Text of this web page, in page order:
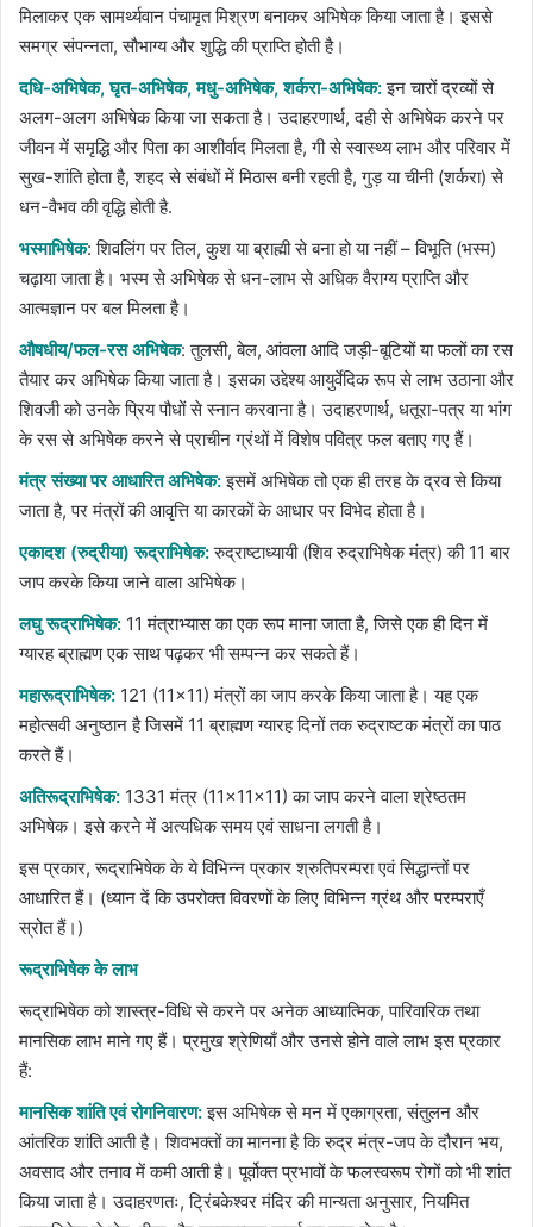
मिलाकर एक सामर्थ्यवान पंचामृत मिश्रण बनाकर अभिषेक किया जाता है। इससे
समग्र संपन्नता, सौभाग्य और शुद्धि की प्राप्ति होती है।
दधि-अभिषेक, घृत-अभिषेक, मधु-अभिषेक, शर्करा-अभिषेक:इन चारों द्रव्यों से
अलग-अलग अभिषेक किया जा सकता है। उदाहरणार्थ, दही से अभिषेक करने पर
जीवन में समृद्धि और पिता का आशीर्वाद मिलता है, गी से स्वास्थ्य लाभ और परिवार में
सुख-शांति होता है, शहद से संबंधों में मिठास बनी रहती है, गुड़ या चीनी (शर्करा) से
धन-वैभव की वृद्धि होती है.
भस्माभिषेक: शिवलिंग पर तिल, कुश या ब्राह्मी से बना हो या नहीं – विभूति (भस्म)
चढ़ाया जाता है। भस्म से अभिषेक से धन-लाभ से अधिक वैराग्य प्राप्ति और
आत्मज्ञान पर बल मिलता है।
औषधीय/फल-रस अभिषेक: तुलसी, बेल, आंवला आदि जड़ी-बूटियों या फलों का रस
तैयार कर अभिषेक किया जाता है। इसका उद्देश्य आयुर्वेदिक रूप से लाभ उठाना और
शिवजी को उनके प्रिय पौधों से स्नान करवाना है। उदाहरणार्थ, धतूरा-पत्र या भांग
के रस से अभिषेक करने से प्राचीन ग्रंथों में विशेष पवित्र फल बताए गए हैं।
मंत्र संख्या पर आधारित अभिषेक:इसमें अभिषेक तो एक ही तरह के द्रव से किया
जाता है, पर मंत्रों की आवृत्ति या कारकों के आधार पर विभेद होता है।
एकादश (रुद्रीया) रूद्राभिषेक:रुद्राष्टाध्यायी (शिव रुद्राभिषेक मंत्र) की 11 बार
जाप करके किया जाने वाला अभिषेक।
लघु रूद्राभिषेक: 11 मंत्राभ्यास का एक रूप माना जाता है, जिसे एक ही दिन में
ग्यारह ब्राह्मण एक साथ पढ़कर भी सम्पन्न कर सकते हैं।
महारूद्राभिषेक: 121 (11×11) मंत्रों का जाप करके किया जाता है। यह एक
महोत्सवी अनुष्ठान है जिसमें 11 ब्राह्मण ग्यारह दिनों तक रुद्राष्टक मंत्रों का पाठ
करते हैं।
अतिरूद्राभिषेक: 1331 मंत्र (11×11×11) का जाप करने वाला श्रेष्ठतम
अभिषेक। इसे करने में अत्यधिक समय एवं साधना लगती है।
इस प्रकार, रूद्राभिषेक के ये विभिन्न प्रकार श्रुतिपरम्परा एवं सिद्धान्तों पर
आधारित हैं। (ध्यान दें कि उपरोक्त विवरणों के लिए विभिन्न ग्रंथ और परम्पराएँ
स्रोत हैं।)
रूद्राभिषेक के लाभ
रूद्राभिषेक को शास्त्र-विधि से करने पर अनेक आध्यात्मिक, पारिवारिक तथा
मानसिक लाभ माने गए हैं। प्रमुख श्रेणियाँ और उनसे होने वाले लाभ इस प्रकार
हैं:
मानसिक शांति एवं रोगनिवारण:इस अभिषेक से मन में एकाग्रता, संतुलन और
आंतरिक शांति आती है। शिवभक्तों का मानना है कि रुद्र मंत्र-जप के दौरान भय,
अवसाद और तनाव में कमी आती है। पूर्वोक्त प्रभावों के फलस्वरूप रोगों को भी शांत
किया जाता है। उदाहरणतः, ट्रिंबकेश्वर मंदिर की मान्यता अनुसार, नियमित